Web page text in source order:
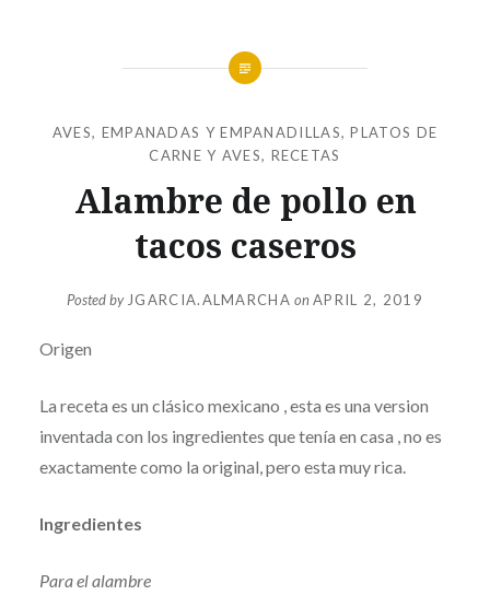
AVES, EMPANADAS Y EMPANADILLAS,PLATOS DE
CARNE Y AVES, RECETAS
Alambre de pollo en
tacos caseros
Posted by JGARCIA.ALMARCHA onAPRIL 2, 2019
Origen
La receta es un clásico mexicano , esta es una version
inventada con los ingredientes que tenía en casa , no es
exactamente como la original, pero esta muy rica.
Ingredientes
Para el alambre